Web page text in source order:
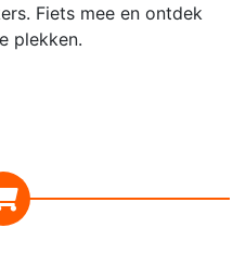
Fiets mee en ontdek
plekken.